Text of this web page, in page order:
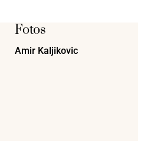
Fotos
Amir Kaljikovic